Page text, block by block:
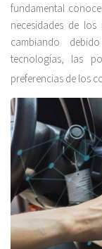
fundamental
necesidades de
cambiando
tecnologías, las
preferencias de los